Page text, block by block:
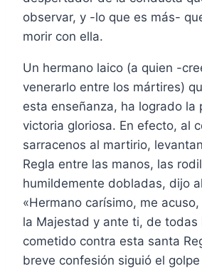
observar, y -lo que es más-
morir con ella.
Un hermano laico (a quien -
venerarlo entre los mártires)
esta enseñanza, ha logrado la
victoria gloriosa. En efecto, al
sarracenos al martirio,
Regla entre las manos, las
humildemente dobladas, dijo
«Hermano carísimo, me
la Majestad y ante ti, de todas
cometido contra esta santa
breve confesión siguió el